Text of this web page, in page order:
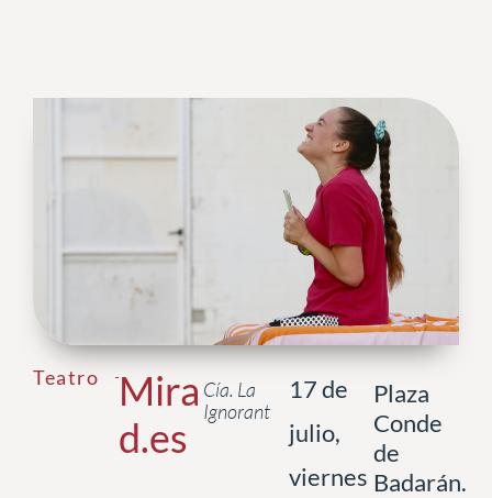
Teatro
Mira
d.es
Cía. La
Ignorant
17 de
julio,
viernes
Plaza
Conde
de
Badarán.